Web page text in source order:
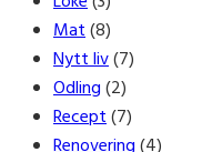
Mat(8)
Nytt liv(7)
Odling(2)
Recept(7)
Renovering(4)